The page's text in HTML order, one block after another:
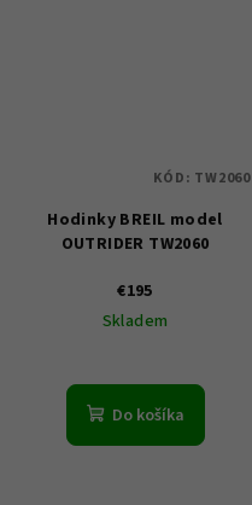
Hodinky BREIL model
OUTRIDER TW2060
€195
Skladem
Do košíka
KÓD: TW2060